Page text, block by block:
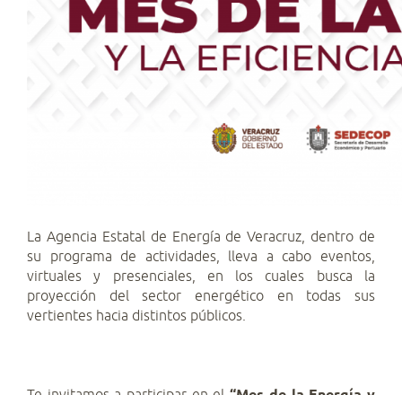
La Agencia Estatal de Energía de Veracruz, dentro de
su programa de actividades, lleva a cabo eventos,
virtuales y presenciales, en los cuales busca la
proyección del sector energético en todas sus
vertientes hacia distintos públicos.